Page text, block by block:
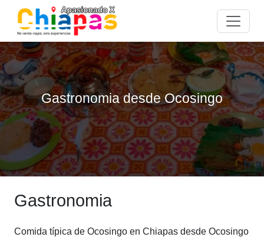
Gastronomia desde Ocosingo
Gastronomia
Comida típica de Ocosingo en Chiapas desde Ocosingo